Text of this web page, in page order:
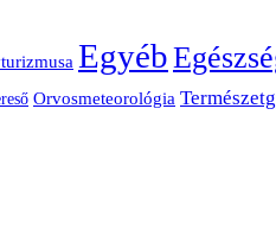
Egyéb
Orvosmeteorológia